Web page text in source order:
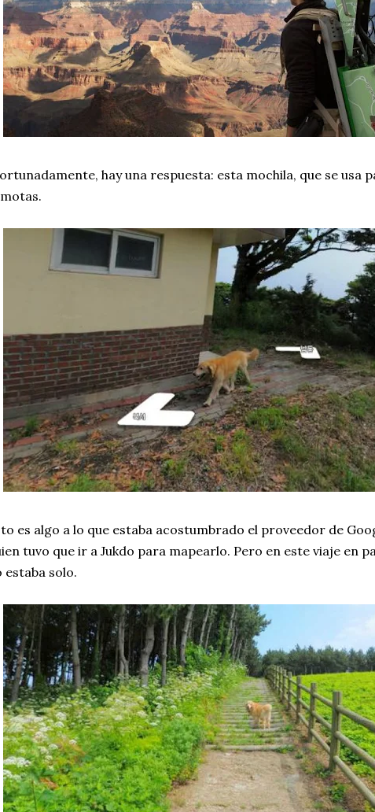
hay una respuesta: esta mochila, que se usa
es algo a lo que estaba acostumbrado el proveedor de
tuvo que ir a Jukdo para mapearlo. Pero en este viaje en
estaba solo.